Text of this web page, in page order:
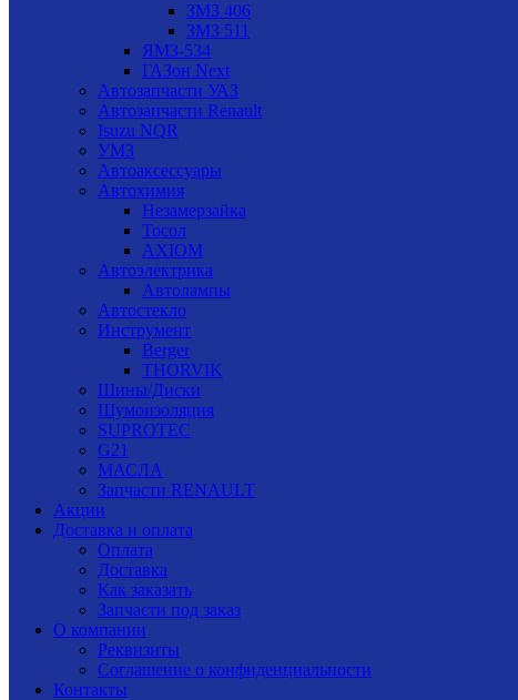
ЗМЗ 406
ЗМЗ 511
ЯМЗ-534
ГАЗон Next
Автозапчасти УАЗ
Автозапчасти Renault
Isuzu NQR
УМЗ
Автоаксессуары
Автохимия
Незамерзайка
Тосол
AXIOM
Автоэлектрика
Автолампы
Автостекло
Инструмент
Berger
THORVIK
Шины/Диски
Шумоизоляция
SUPROTEC
G21
МАСЛА
Запчасти RENAULT
Акции
Доставка и оплата
Оплата
Доставка
Как заказать
Запчасти под заказ
О компании
Реквизиты
Соглашение о конфиденциальности
Контакты